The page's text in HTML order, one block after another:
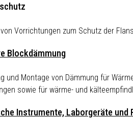
Vorrichtungen zum Schutz der
Blockdämmung
und Montage von Dämmung für
sowie für wärme- und
Instrumente, Laborgeräte und